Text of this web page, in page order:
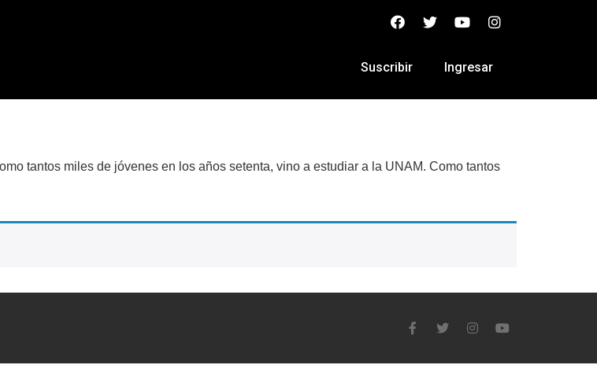
Suscribir Ingresar
tantos miles de jóvenes en los años setenta, vino a estudiar a la UNAM. Como tantos